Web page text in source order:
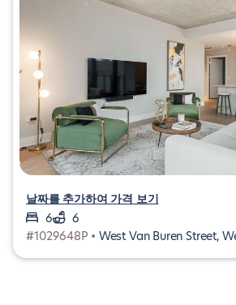
날짜를 추가하여 가격 보기
6
6
#1029648P • West Van Buren Street,